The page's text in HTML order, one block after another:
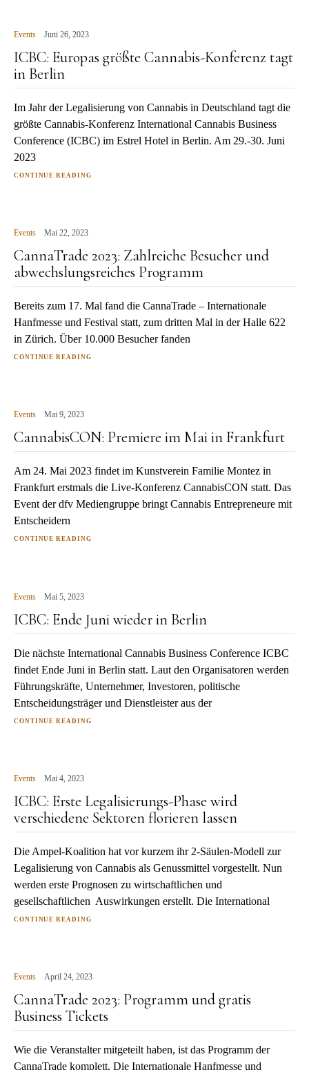
Events Juni 26, 2023
ICBC: Europas größte Cannabis-Konferenz tagt
in Berlin
Im Jahr der Legalisierung von Cannabis in Deutschland tagt die
größte Cannabis-Konferenz International Cannabis Business
Conference (ICBC) im Estrel Hotel in Berlin. Am 29.-30. Juni
2023
CONTINUE READING
Events Mai 22, 2023
CannaTrade 2023: Zahlreiche Besucher und
abwechslungsreiches Programm
Bereits zum 17. Mal fand die CannaTrade – Internationale
Hanfmesse und Festival statt, zum dritten Mal in der Halle 622
in Zürich. Über 10.000 Besucher fanden
CONTINUE READING
Events Mai 9, 2023
CannabisCON: Premiere im Mai in Frankfurt
Am 24. Mai 2023 findet im Kunstverein Familie Montez in
Frankfurt erstmals die Live-Konferenz CannabisCON statt. Das
Event der dfv Mediengruppe bringt Cannabis Entrepreneure mit
Entscheidern
CONTINUE READING
Events Mai 5, 2023
ICBC: Ende Juni wieder in Berlin
Die nächste International Cannabis Business Conference ICBC
findet Ende Juni in Berlin statt. Laut den Organisatoren werden
Führungskräfte, Unternehmer, Investoren, politische
Entscheidungsträger und Dienstleister aus der
CONTINUE READING
Events Mai 4, 2023
ICBC: Erste Legalisierungs-Phase wird
verschiedene Sektoren florieren lassen
Die Ampel-Koalition hat vor kurzem ihr 2-Säulen-Modell zur
Legalisierung von Cannabis als Genussmittel vorgestellt. Nun
werden erste Prognosen zu wirtschaftlichen und
gesellschaftlichen Auswirkungen erstellt. Die International
CONTINUE READING
Events April 24, 2023
CannaTrade 2023: Programm und gratis
Business Tickets
Wie die Veranstalter mitgeteilt haben, ist das Programm der
CannaTrade komplett. Die Internationale Hanfmesse und